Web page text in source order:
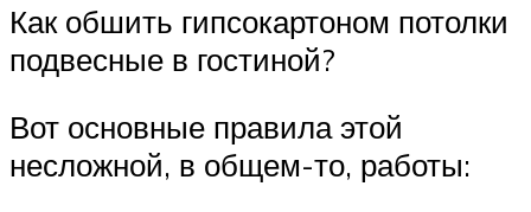
Как обшить гипсокартоном потолки
подвесные в гостиной?
Вот основные правила этой
несложной, в общем-то, работы: